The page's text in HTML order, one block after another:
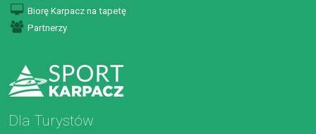
Biorę Karpacz na tapetę
Partnerzy
Dla Turystów